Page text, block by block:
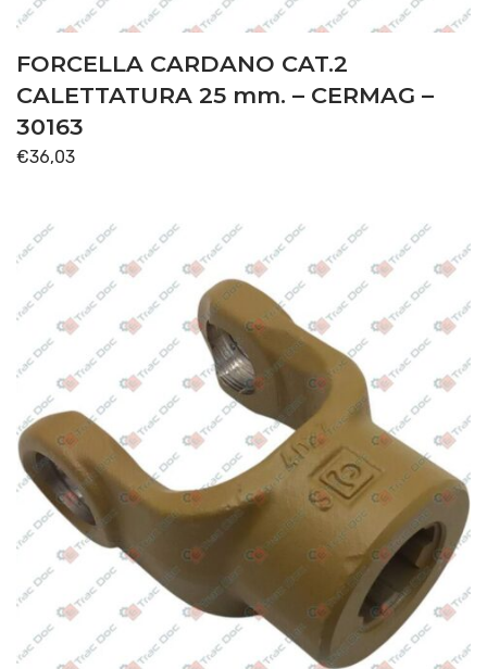
FORCELLA CARDANO CAT.2
CALETTATURA 25 mm. – CERMAG –
30163
€36,03